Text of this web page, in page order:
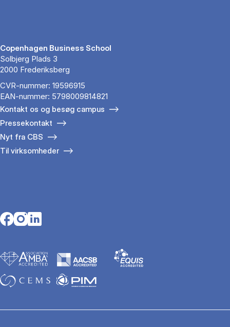
Copenhagen Business School
Solbjerg Plads 3
2000 Frederiksberg
CVR-nummer: 19596915
EAN-nummer: 5798009814821
Kontakt os og besøg campus
Pressekontakt
Nyt fra CBS
Til virksomheder
Opens in a new tab
Opens in a new tab
Opens in a new tab